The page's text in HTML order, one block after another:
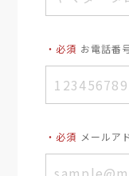
・必須 お電話番
・必須 メールア